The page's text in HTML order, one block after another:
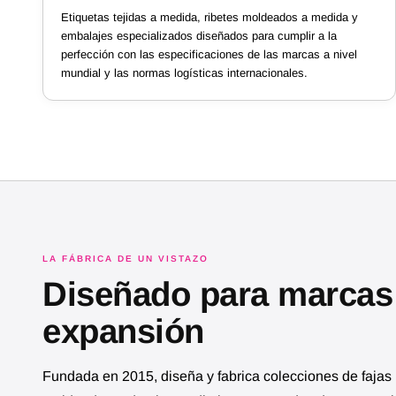
Etiquetas tejidas a medida, ribetes moldeados a medida y
embalajes especializados diseñados para cumplir a la
perfección con las especificaciones de las marcas a nivel
mundial y las normas logísticas internacionales.
LA FÁBRICA DE UN VISTAZO
Diseñado para
expansión
Fundada en 2015, diseña y fabrica colecciones de fajas